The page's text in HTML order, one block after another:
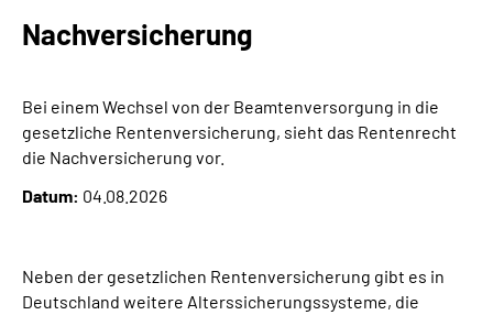
Experten
Über uns & Presse
Online-Services
Language
Nachversicherung
Bei einem Wechsel von der Beamtenversorgung in die
gesetzliche Rentenversicherung, sieht das Rentenrecht
die Nachversicherung vor.
Datum: 04.08.2026
Neben der gesetzlichen Rentenversicherung gibt es in
Deutschland weitere Alterssicherungssysteme, die